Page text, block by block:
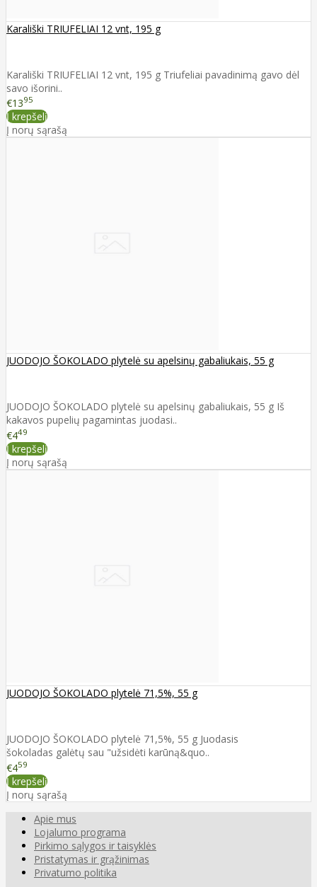
Karališki TRIUFELIAI 12 vnt, 195 g
Karališki TRIUFELIAI 12 vnt, 195 g Triufeliai pavadinimą gavo dėl
savo išorini..
€1395
Į krepšelį
Į norų sąrašą
JUODOJO ŠOKOLADO plytelė su apelsinų gabaliukais, 55 g
JUODOJO ŠOKOLADO plytelė su apelsinų gabaliukais, 55 g Iš
kakavos pupelių pagamintas juodasi..
€449
Į krepšelį
Į norų sąrašą
JUODOJO ŠOKOLADO plytelė 71,5%, 55 g
JUODOJO ŠOKOLADO plytelė 71,5%, 55 g Juodasis
šokoladas galėtų sau "užsidėti karūną&quo..
€459
Į krepšelį
Į norų sąrašą
Apie mus
Lojalumo programa
Pirkimo sąlygos ir taisyklės
Pristatymas ir grąžinimas
Privatumo politika